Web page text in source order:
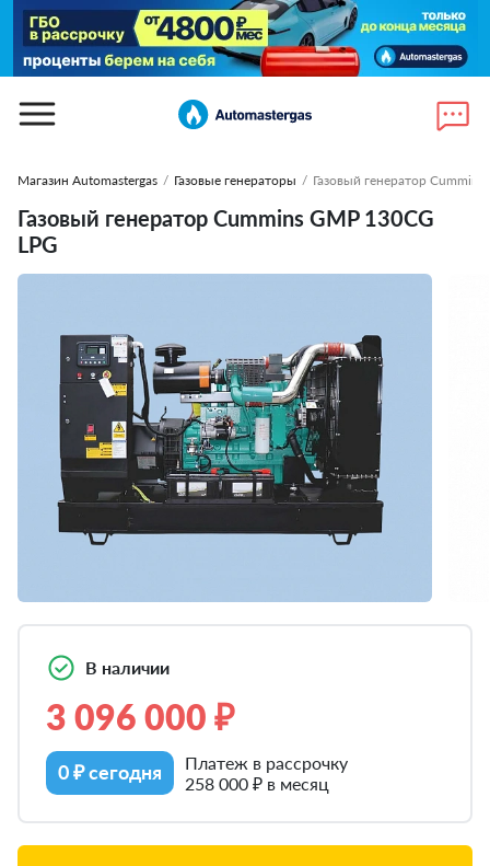
Магазин Automastergas / Газовые генераторы / Газовый генератор
Газовый генератор Cummins GMP 130CG
LPG
В наличии
3 096 000 ₽
0 ₽ сегодня
Платеж в рассрочку
258 000 ₽ в месяц